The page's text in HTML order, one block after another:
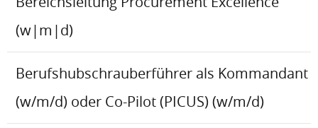
(w|m|d)
Berufshubschrauberführer als Kommandant
(w/m/d) oder Co-Pilot (PICUS) (w/m/d)